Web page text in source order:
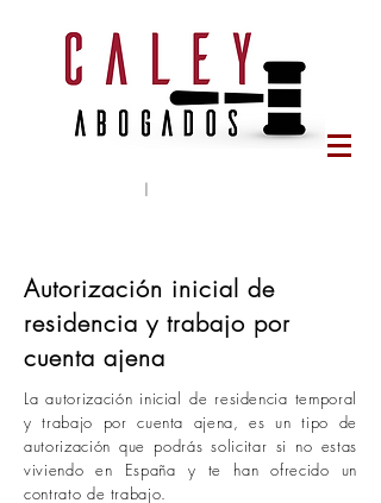
|
Autorización inicial de
residencia y trabajo por
cuenta ajena
La autorización inicial de residencia temporal
y trabajo por cuenta ajena, es un tipo de
autorización que podrás solicitar si no estas
viviendo en España y te han ofrecido un
contrato de trabajo.